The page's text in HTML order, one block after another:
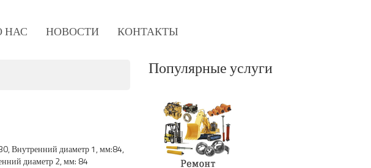
НАС НОВОСТИ КОНТАКТЫ
Внутренний диаметр 1, мм:84,
диаметр 2, мм: 84
Популярные услуги